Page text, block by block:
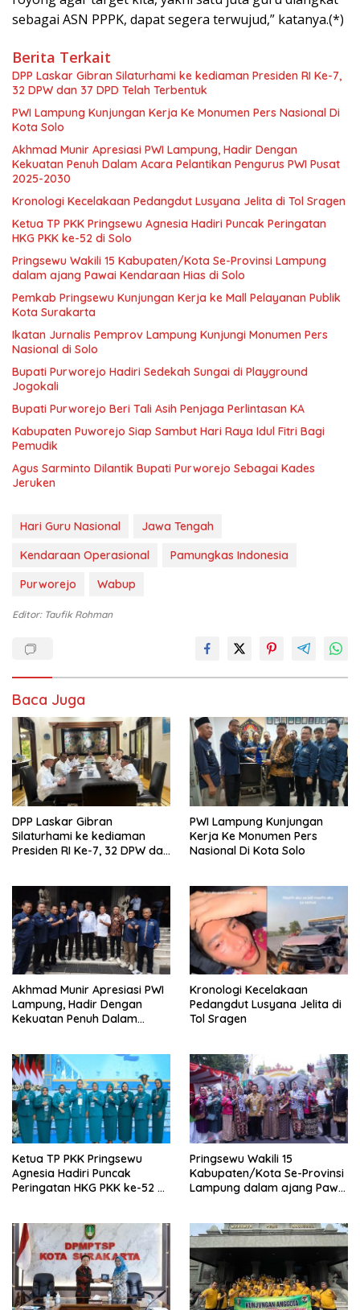
sebagai ASN PPPK, dapat segera terwujud,” katanya.(*)
Berita Terkait
DPP Laskar Gibran Silaturhami ke kediaman Presiden RI Ke-7,
32 DPW dan 37 DPD Telah Terbentuk
PWI Lampung Kunjungan Kerja Ke Monumen Pers Nasional Di
Kota Solo
Akhmad Munir Apresiasi PWI Lampung, Hadir Dengan
Kekuatan Penuh Dalam Acara Pelantikan Pengurus PWI Pusat
2025-2030
Kronologi Kecelakaan Pedangdut Lusyana Jelita di Tol Sragen
Ketua TP PKK Pringsewu Agnesia Hadiri Puncak Peringatan
HKG PKK ke-52 di Solo
Pringsewu Wakili 15 Kabupaten/Kota Se-Provinsi Lampung
dalam ajang Pawai Kendaraan Hias di Solo
Pemkab Pringsewu Kunjungan Kerja ke Mall Pelayanan Publik
Kota Surakarta
Ikatan Jurnalis Pemprov Lampung Kunjungi Monumen Pers
Nasional di Solo
Bupati Purworejo Hadiri Sedekah Sungai di Playground
Jogokali
Bupati Purworejo Beri Tali Asih Penjaga Perlintasan KA
Kabupaten Puworejo Siap Sambut Hari Raya Idul Fitri Bagi
Pemudik
Agus Sarminto Dilantik Bupati Purworejo Sebagai Kades
Jeruken
Hari Guru Nasional
Jawa Tengah
Kendaraan Operasional
Pamungkas Indonesia
Purworejo
Wabup
Editor: Taufik Rohman
Baca Juga
DPP Laskar Gibran
Silaturhami ke kediaman
Presiden RI Ke-7, 32 DPW dan
PWI Lampung Kunjungan
Kerja Ke Monumen Pers
Nasional Di Kota Solo
Akhmad Munir Apresiasi PWI
Lampung, Hadir Dengan
Kekuatan Penuh Dalam
Kronologi Kecelakaan
Pedangdut Lusyana Jelita di
Tol Sragen
Ketua TP PKK Pringsewu
Agnesia Hadiri Puncak
Peringatan HKG PKK ke-52 di
Pringsewu Wakili 15
Kabupaten/Kota Se-Provinsi
Lampung dalam ajang Pawai